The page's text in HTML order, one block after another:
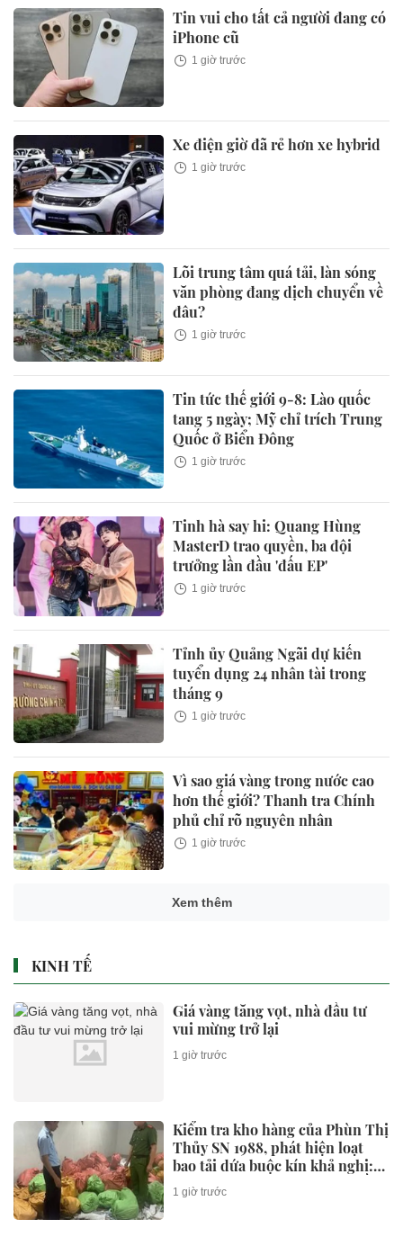
Tin vui cho tất cả người đang có
iPhone cũ
1 giờ trước
Xe điện giờ đã rẻ hơn xe hybrid
1 giờ trước
Lõi trung tâm quá tải, làn sóng
văn phòng đang dịch chuyển về
đâu?
1 giờ trước
Tin tức thế giới 9-8: Lào quốc
tang 5 ngày; Mỹ chỉ trích Trung
Quốc ở Biển Đông
1 giờ trước
Tinh hà say hi: Quang Hùng
MasterD trao quyền, ba đội
trưởng lần đầu 'đấu EP'
1 giờ trước
Tỉnh ủy Quảng Ngãi dự kiến
tuyển dụng 24 nhân tài trong
tháng 9
1 giờ trước
Vì sao giá vàng trong nước cao
hơn thế giới? Thanh tra Chính
phủ chỉ rõ nguyên nhân
1 giờ trước
Xem thêm
KINH TẾ
Giá vàng tăng vọt, nhà đầu tư
vui mừng trở lại
1 giờ trước
Kiểm tra kho hàng của Phùn Thị
Thủy SN 1988, phát hiện loạt
bao tải dứa buộc kín khả nghi:
Lời khai của chủ kho hé lộ điều
gì?
1 giờ trước